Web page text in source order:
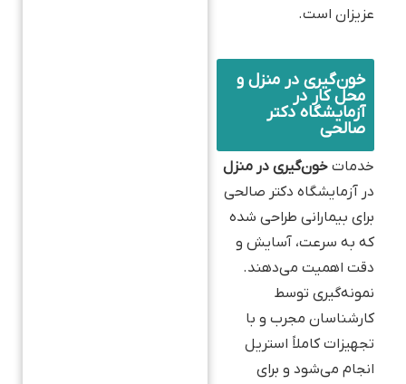
عزیزان است.
خون‌گیری در منزل و
محل کار در
آزمایشگاه دکتر
صالحی
خدمات خون‌گیری در منزل
در آزمایشگاه دکتر صالحی
برای بیمارانی طراحی شده
که به سرعت، آسایش و
دقت اهمیت می‌دهند.
نمونه‌گیری توسط
کارشناسان مجرب و با
تجهیزات کاملاً استریل
انجام می‌شود و برای